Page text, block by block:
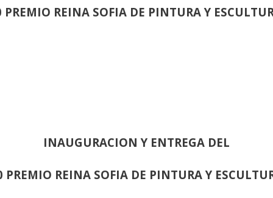
PREMIO REINA SOFIA DE PINTURA Y
INAUGURACION Y ENTREGA DEL
PREMIO REINA SOFIA DE PINTURA Y